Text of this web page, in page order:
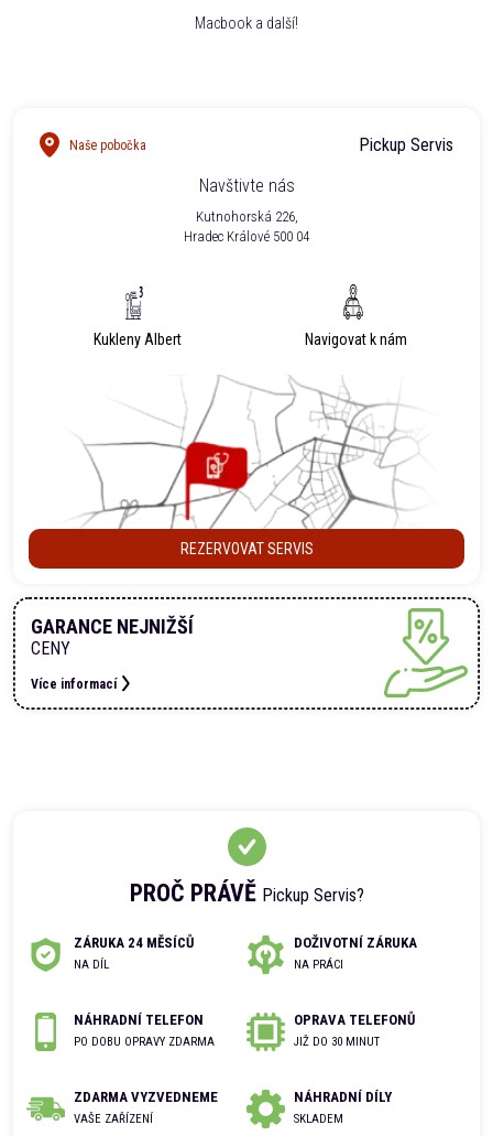
Macbook a další!
PROČ PRÁVĚ Pickup Servis?
ZÁRUKA 24 MĚSÍCŮ
NA DÍL
DOŽIVOTNÍ ZÁRUKA
NA PRÁCI
NÁHRADNÍ TELEFON
PO DOBU OPRAVY ZDARMA
OPRAVA TELEFONŮ
JIŽ DO 30 MINUT
ZDARMA VYZVEDNEME
VAŠE ZAŘÍZENÍ
NÁHRADNÍ DÍLY
SKLADEM
Naše pobočka
Pickup Servis
Navštivte nás
Kutnohorská 226,
Hradec Králové 500 04
Kukleny Albert Navigovat k nám
REZERVOVAT SERVIS
GARANCE NEJNIŽŠÍ
CENY
Více informací